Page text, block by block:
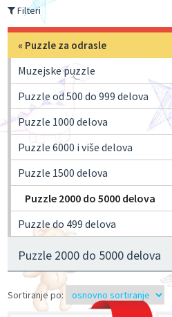
Filteri
« Puzzle za odrasle
Muzejske puzzle
Puzzle od 500 do 999 delova
Puzzle 1000 delova
Puzzle 6000 i više delova
Puzzle 1500 delova
Puzzle 2000 do 5000 delova
Puzzle do 499 delova
Puzzle 2000 do 5000 delova
Sortiranje po: